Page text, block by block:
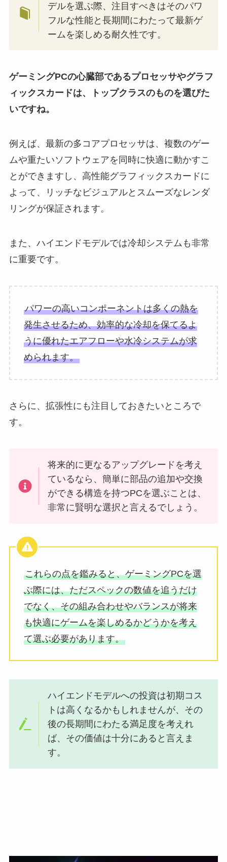
デルを選ぶ際、注目すべきはそのパワ
フルな性能と長期間にわたって最新ゲ
ームを楽しめる耐久性です。
ゲーミングPCの心臓部であるプロセッサやグラフ
ィックスカードは、トップクラスのものを選びた
いですね。
例えば、最新の多コアプロセッサは、複数のゲー
ムや重たいソフトウェアを同時に快適に動かすこ
とができますし、高性能グラフィックスカードに
よって、リッチなビジュアルとスムーズなレンダ
リングが保証されます。
また、ハイエンドモデルでは冷却システムも非常
に重要です。
パワーの高いコンポーネントは多くの熱を
発生させるため、効率的な冷却を保てるよ
うに優れたエアフローや水冷システムが求
められます。
さらに、拡張性にも注目しておきたいところで
す。
将来的に更なるアップグレードを考え
ているなら、簡単に部品の追加や交換
ができる構造を持つPCを選ぶことは、
非常に賢明な選択と言えるでしょう。
これらの点を鑑みると、ゲーミングPCを選
ぶ際には、ただスペックの数値を追うだけ
でなく、その組み合わせやバランスが将来
も快適にゲームを楽しめるかどうかを考え
て選ぶ必要があります。
ハイエンドモデルへの投資は初期コス
トは高くなるかもしれませんが、その
後の長期間にわたる満足度を考えれ
ば、その価値は十分にあると言えま
す。